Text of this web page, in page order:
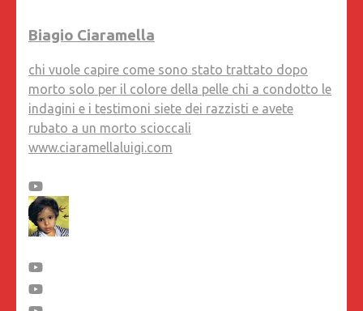
Biagio Ciaramella
chi vuole capire come sono stato trattato dopo
morto solo per il colore della pelle chi a condotto le
indagini e i testimoni siete dei razzisti e avete
rubato a un morto scioccali
www.ciaramellaluigi.com